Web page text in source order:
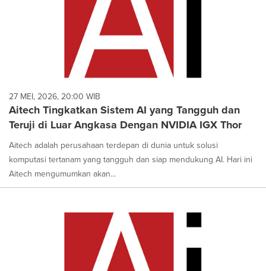
each
option
is
selected.
27 MEI, 2026, 20:00 WIB
Aitech Tingkatkan Sistem AI yang Tangguh dan
Teruji di Luar Angkasa Dengan NVIDIA IGX Thor
Aitech adalah perusahaan terdepan di dunia untuk solusi
komputasi tertanam yang tangguh dan siap mendukung AI. Hari ini
Aitech mengumumkan akan...